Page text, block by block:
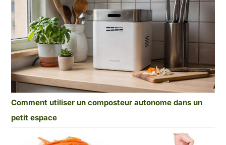
Comment utiliser un composteur autonome dans un
petit espace